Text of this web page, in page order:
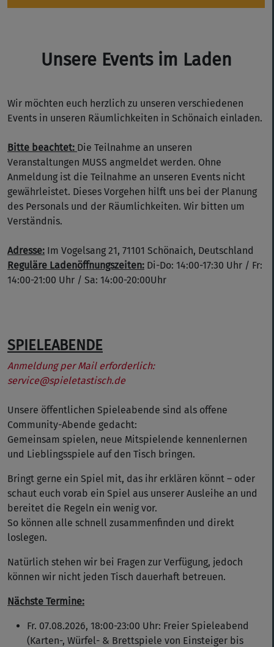
Unsere Events im Laden
Wir möchten euch herzlich zu unseren verschiedenen
Events in unseren Räumlichkeiten in Schönaich einladen.
Bitte beachtet: Die Teilnahme an unseren
Veranstaltungen MUSS angmeldet werden. Ohne
Anmeldung ist die Teilnahme an unseren Events nicht
gewährleistet. Dieses Vorgehen hilft uns bei der Planung
des Personals und der Räumlichkeiten. Wir bitten um
Verständnis.
Adresse: Im Vogelsang 21, 71101 Schönaich, Deutschland
Reguläre Ladenöffnungszeiten: Di-Do: 14:00-17:30 Uhr / Fr:
14:00-21:00 Uhr / Sa: 14:00-20:00Uhr
SPIELEABENDE
Anmeldung per Mail erforderlich:
service@spieletastisch.de
Unsere öffentlichen Spieleabende sind als offene
Community-Abende gedacht:
Gemeinsam spielen, neue Mitspielende kennenlernen
und Lieblingsspiele auf den Tisch bringen.
Bringt gerne ein Spiel mit, das ihr erklären könnt – oder
schaut euch vorab ein Spiel aus unserer Ausleihe an und
bereitet die Regeln ein wenig vor.
So können alle schnell zusammenfinden und direkt
loslegen.
Natürlich stehen wir bei Fragen zur Verfügung, jedoch
können wir nicht jeden Tisch dauerhaft betreuen.
Nächste Termine:
Fr. 07.08.2026, 18:00-23:00 Uhr: Freier Spieleabend
(Karten-, Würfel- & Brettspiele von Einsteiger bis